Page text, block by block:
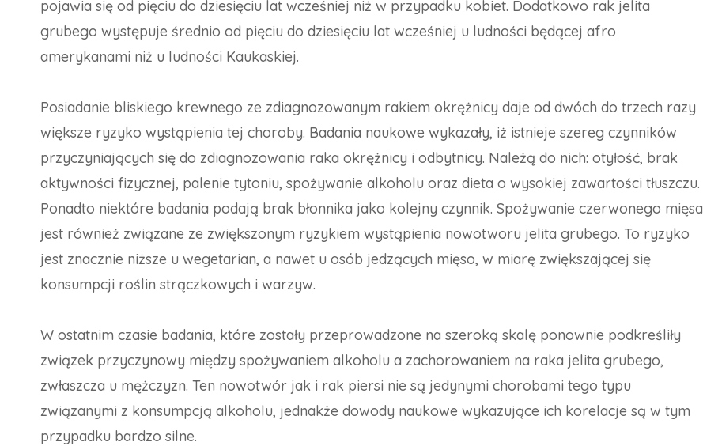
pojawia się od pięciu do dziesięciu lat wcześniej niż w przypadku kobiet. Dodatkowo rak jelita
grubego występuje średnio od pięciu do dziesięciu lat wcześniej u ludności będącej afro
amerykanami niż u ludności Kaukaskiej.
Posiadanie bliskiego krewnego ze zdiagnozowanym rakiem okrężnicy daje od dwóch do trzech razy
większe ryzyko wystąpienia tej choroby. Badania naukowe wykazały, iż istnieje szereg czynników
przyczyniających się do zdiagnozowania raka okrężnicy i odbytnicy. Należą do nich: otyłość, brak
aktywności fizycznej, palenie tytoniu, spożywanie alkoholu oraz dieta o wysokiej zawartości tłuszczu.
Ponadto niektóre badania podają brak błonnika jako kolejny czynnik. Spożywanie czerwonego mięsa
jest również związane ze zwiększonym ryzykiem wystąpienia nowotworu jelita grubego. To ryzyko
jest znacznie niższe u wegetarian, a nawet u osób jedzących mięso, w miarę zwiększającej się
konsumpcji roślin strączkowych i warzyw.
W ostatnim czasie badania, które zostały przeprowadzone na szeroką skalę ponownie podkreśliły
związek przyczynowy między spożywaniem alkoholu a zachorowaniem na raka jelita grubego,
zwłaszcza u mężczyzn. Ten nowotwór jak i rak piersi nie są jedynymi chorobami tego typu
związanymi z konsumpcją alkoholu, jednakże dowody naukowe wykazujące ich korelacje są w tym
przypadku bardzo silne.